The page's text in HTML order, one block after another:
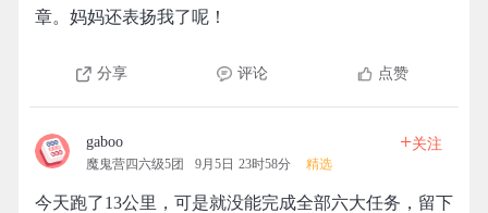
章。妈妈还表扬我了呢！
分享 评论 点赞
gaboo
魔鬼营四六级5团 9月5日 23时58分 精选
+关注
今天跑了13公里，可是就没能完成全部六大任务，留下